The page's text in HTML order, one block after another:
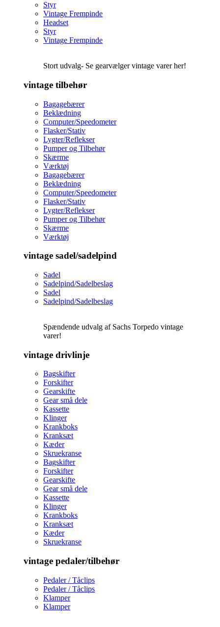
Styr
Vintage Frempinde
Headset
Styr
Vintage Frempinde
Stort udvalg- Se gearvælger vintage varer her!
vintage tilbehør
Bagagebærer
Beklædning
Computer/Speedometer
Flasker/Stativ
Lygter/Reflekser
Pumper og Tilbehør
Skærme
Værktøj
Bagagebærer
Beklædning
Computer/Speedometer
Flasker/Stativ
Lygter/Reflekser
Pumper og Tilbehør
Skærme
Værktøj
vintage sadel/sadelpind
Sadel
Sadelpind/Sadelbeslag
Sadel
Sadelpind/Sadelbeslag
Spændende udvalg af Sachs Torpedo vintage
varer!
vintage drivlinje
Bagskifter
Forskifter
Gearskifte
Gear små dele
Kassette
Klinger
Krankboks
Kranksæt
Kæder
Skruekranse
Bagskifter
Forskifter
Gearskifte
Gear små dele
Kassette
Klinger
Krankboks
Kranksæt
Kæder
Skruekranse
vintage pedaler/tilbehør
Pedaler / Tåclips
Pedaler / Tåclips
Klamper
Klamper